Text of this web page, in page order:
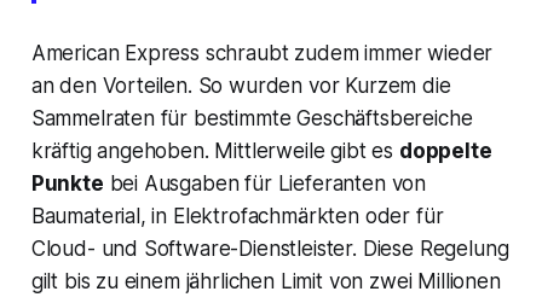
American Express schraubt zudem immer wieder
an den Vorteilen. So wurden vor Kurzem die
Sammelraten für bestimmte Geschäftsbereiche
kräftig angehoben. Mittlerweile gibt es doppelte
Punkte bei Ausgaben für Lieferanten von
Baumaterial, in Elektrofachmärkten oder für
Cloud- und Software-Dienstleister. Diese Regelung
gilt bis zu einem jährlichen Limit von zwei Millionen